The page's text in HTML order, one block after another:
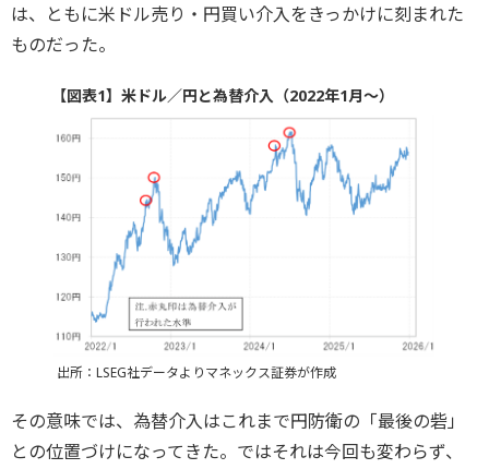
は、ともに米ドル売り・円買い介入をきっかけに刻まれた
ものだった。
【図表1】米ドル／円と為替介入（2022年1月～）
出所：LSEG社データよりマネックス証券が作成
その意味では、為替介入はこれまで円防衛の「最後の砦」
との位置づけになってきた。ではそれは今回も変わらず、